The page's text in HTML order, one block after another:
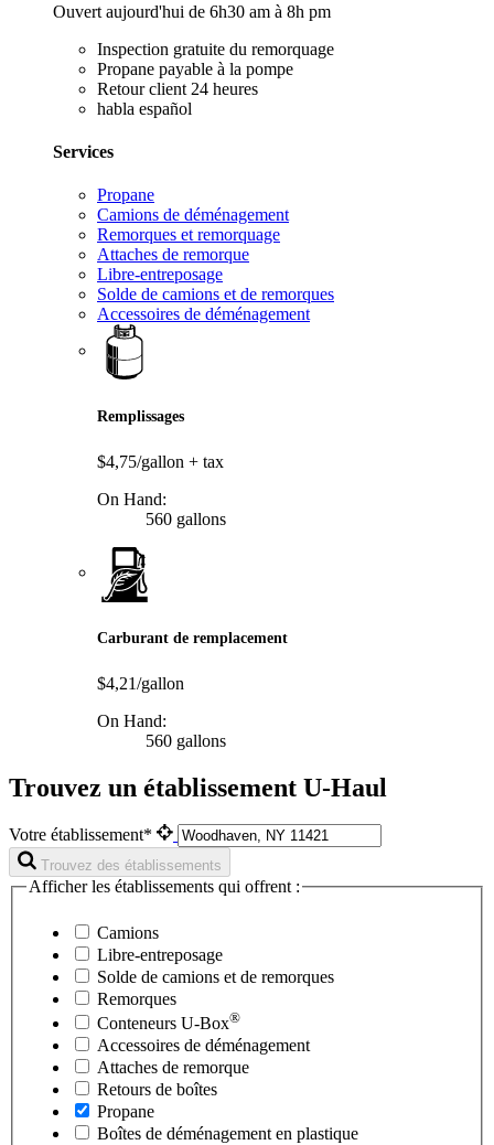
Ouvert aujourd'hui de 6h30 am à 8h pm
Inspection gratuite du remorquage
Propane payable à la pompe
Retour client 24 heures
habla español
Services
Propane
Camions de déménagement
Remorques et remorquage
Attaches de remorque
Libre-entreposage
Solde de camions et de remorques
Accessoires de déménagement
Remplissages
$4,75/gallon + tax
On Hand:
560 gallons
Carburant de remplacement
$4,21/gallon
On Hand:
560 gallons
Trouvez un établissement U-Haul
Votre établissement*
Trouvez des établissements
Afficher les établissements qui offrent :
Camions
Libre-entreposage
Solde de camions et de remorques
Remorques
Conteneurs U-Box®
Accessoires de déménagement
Attaches de remorque
Retours de boîtes
Propane
Boîtes de déménagement en plastique